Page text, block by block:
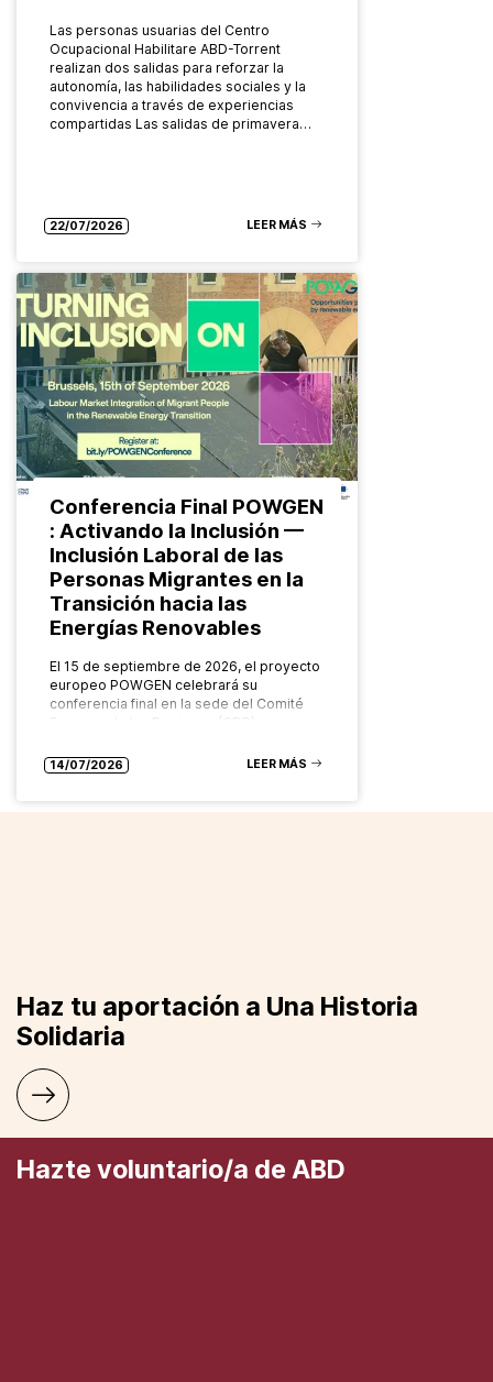
Las personas usuarias del Centro
Ocupacional Habilitare ABD-Torrent
realizan dos salidas para reforzar la
autonomía, las habilidades sociales y la
convivencia a través de experiencias
compartidas Las salidas de primavera…
22/07/2026 LEER MÁS
Conferencia Final POWGEN
: Activando la Inclusión —
Inclusión Laboral de las
Personas Migrantes en la
Transición hacia las
Energías Renovables
El 15 de septiembre de 2026, el proyecto
europeo POWGEN celebrará su
conferencia final en la sede del Comité
Europeo de las Regiones (CDR), en
14/07/2026 LEER MÁS
Haz tu aportación a Una Historia
Solidaria
Hazte voluntario/a de ABD